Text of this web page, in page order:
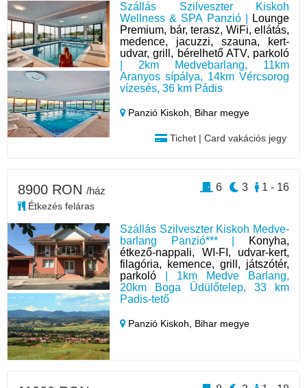
Szállás Szilveszter Kiskoh
Wellness & SPA Panzió |
Lounge
Premium, bár, terasz, WiFi, ellátás,
medence, jacuzzi, szauna, kert-
udvar, grill, bérelhető ATV, parkoló
| 2km Medvebarlang, 11km
Aranyos sípálya, 14km Vércsorog
vízesés, 36 km Pádis
Panzió Kiskoh, Bihar megye
Tichet | Card vakációs jegy
Szállás Szilveszter Kiskoh Medve-
barlang Panzió*** |
Konyha,
étkező-nappali, WI-FI, udvar-kert,
filagória, kemence, grill, játszótér,
parkoló | 1km Medve Barlang,
20km Boga Üdülőtelep, 33 km
Padis-tető
Panzió Kiskoh, Bihar megye
8900 RON /ház
Étkezés feláras
1 - 16
3
6